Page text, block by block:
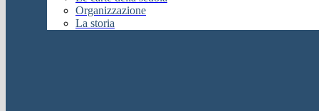
Organizzazione
La storia